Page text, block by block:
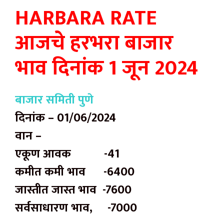
HARBARA RATE
आजचे हरभरा बाजार
भाव दिनांक 1 जून 2024
बाजार समिती पुणे
दिनांक – 01/06/2024
वान –
एकूण आवक -41
कमीत कमी भाव -6400
जास्तीत जास्त भाव -7600
सर्वसाधारण भाव, -7000